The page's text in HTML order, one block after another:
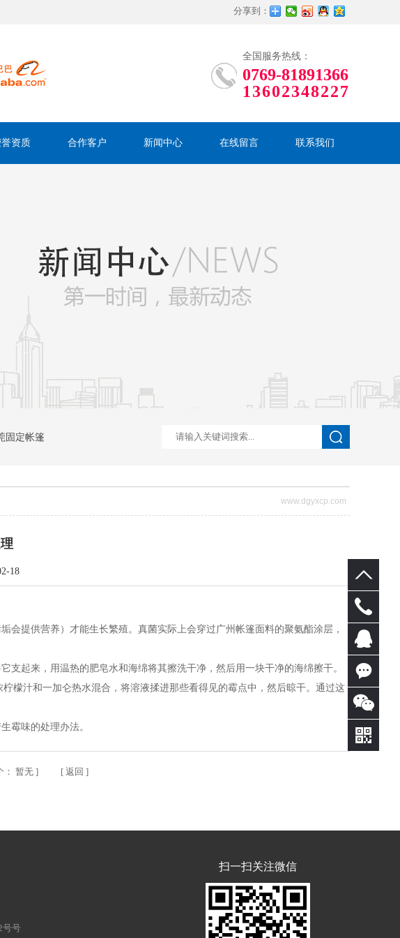
分享到：
全国服务热线：
0769-81891366
13602348227
资质 合作客户 新闻中心 在线留言 联系我们
固定帐篷
www.dgyxcp.com
18
提供营养）才能生长繁殖。真菌实际上会穿过广州帐篷面料的聚氨酯涂层，
起来，用温热的肥皂水和海绵将其擦洗干净，然后用一块干净的海绵擦干。
檬汁和一加仑热水混合，将溶液揉进那些看得见的霉点中，然后晾干。通过这
霉味的处理办法。
： 暂无 ] [ 返回 ]
号号
扫一扫关注微信
0769-
81891
366
QQ客
服
在线
咨询